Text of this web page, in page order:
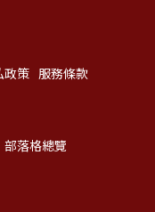
政策 服務條款
部落格總覽